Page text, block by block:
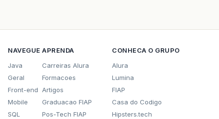
NAVEGUE
Java
Geral
Front-end
Mobile
SQL
APRENDA
Carreiras Alura
Formacoes
Artigos
Graduacao FIAP
Pos-Tech FIAP
CONHECA O GRUPO
Alura
Lumina
FIAP
Casa do Codigo
Hipsters.tech